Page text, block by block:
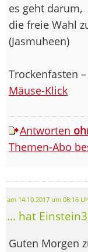
es geht darum,
die freie Wahl
(Jasmuheen)
Trockenfasten
Mäuse-Klick
Antworten
Themen-Abo
am 14.10.2017 um 08:16
... hat
Guten Morgen